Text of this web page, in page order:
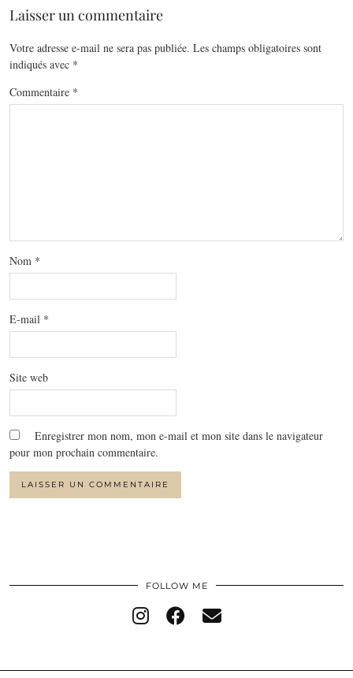
Laisser un commentaire
Votre adresse e-mail ne sera pas publiée. Les champs obligatoires sont
indiqués avec *
Commentaire *
Nom *
E-mail *
Site web
Enregistrer mon nom, mon e-mail et mon site dans le navigateur
pour mon prochain commentaire.
FOLLOW ME